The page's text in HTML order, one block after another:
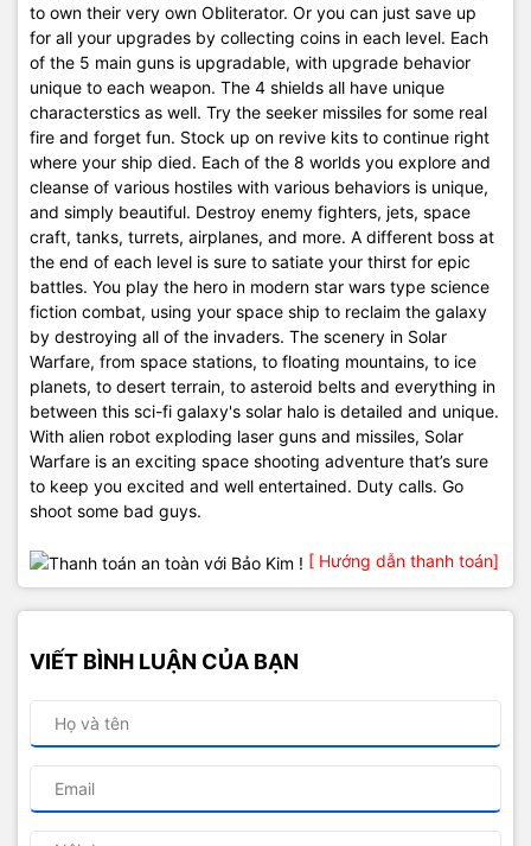
to own their very own Obliterator. Or you can just save up
for all your upgrades by collecting coins in each level. Each
of the 5 main guns is upgradable, with upgrade behavior
unique to each weapon. The 4 shields all have unique
characterstics as well. Try the seeker missiles for some real
fire and forget fun. Stock up on revive kits to continue right
where your ship died. Each of the 8 worlds you explore and
cleanse of various hostiles with various behaviors is unique,
and simply beautiful. Destroy enemy fighters, jets, space
craft, tanks, turrets, airplanes, and more. A different boss at
the end of each level is sure to satiate your thirst for epic
battles. You play the hero in modern star wars type science
fiction combat, using your space ship to reclaim the galaxy
by destroying all of the invaders. The scenery in Solar
Warfare, from space stations, to floating mountains, to ice
planets, to desert terrain, to asteroid belts and everything in
between this sci-fi galaxy's solar halo is detailed and unique.
With alien robot exploding laser guns and missiles, Solar
Warfare is an exciting space shooting adventure that’s sure
to keep you excited and well entertained. Duty calls. Go
shoot some bad guys.
[ Hướng dẫn thanh toán]
VIẾT BÌNH LUẬN CỦA BẠN